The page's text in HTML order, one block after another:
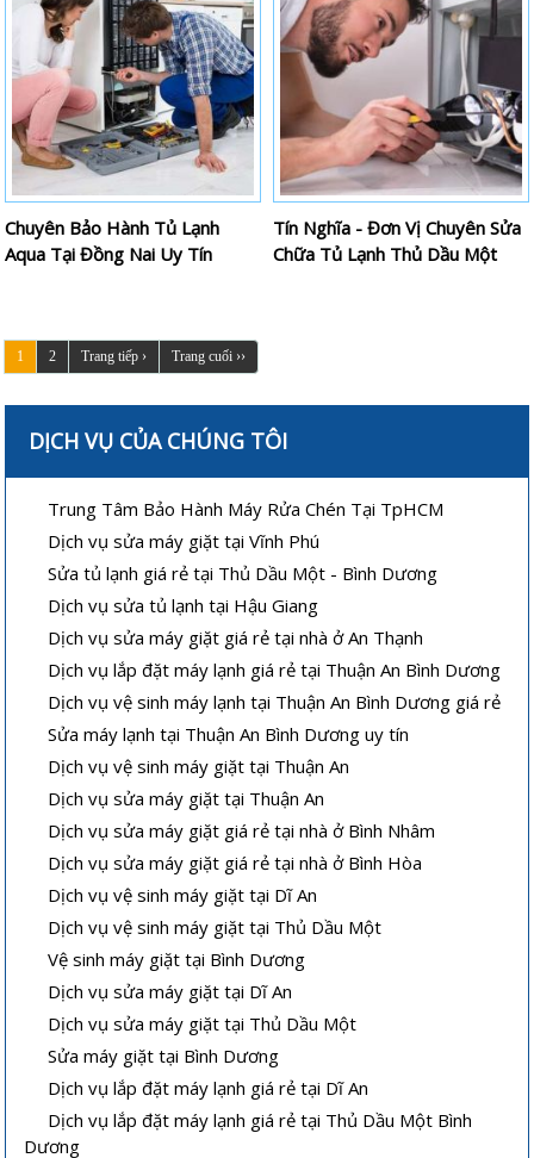
Chuyên Bảo Hành Tủ Lạnh
Aqua Tại Đồng Nai Uy Tín
Tín Nghĩa - Đơn Vị Chuyên Sửa
Chữa Tủ Lạnh Thủ Dầu Một
1 2 Trang tiếp › Trang cuối ››
DỊCH VỤ CỦA CHÚNG TÔI
Trung Tâm Bảo Hành Máy Rửa Chén Tại TpHCM
Dịch vụ sửa máy giặt tại Vĩnh Phú
Sửa tủ lạnh giá rẻ tại Thủ Dầu Một - Bình Dương
Dịch vụ sửa tủ lạnh tại Hậu Giang
Dịch vụ sửa máy giặt giá rẻ tại nhà ở An Thạnh
Dịch vụ lắp đặt máy lạnh giá rẻ tại Thuận An Bình Dương
Dịch vụ vệ sinh máy lạnh tại Thuận An Bình Dương giá rẻ
Sửa máy lạnh tại Thuận An Bình Dương uy tín
Dịch vụ vệ sinh máy giặt tại Thuận An
Dịch vụ sửa máy giặt tại Thuận An
Dịch vụ sửa máy giặt giá rẻ tại nhà ở Bình Nhâm
Dịch vụ sửa máy giặt giá rẻ tại nhà ở Bình Hòa
Dịch vụ vệ sinh máy giặt tại Dĩ An
Dịch vụ vệ sinh máy giặt tại Thủ Dầu Một
Vệ sinh máy giặt tại Bình Dương
Dịch vụ sửa máy giặt tại Dĩ An
Dịch vụ sửa máy giặt tại Thủ Dầu Một
Sửa máy giặt tại Bình Dương
Dịch vụ lắp đặt máy lạnh giá rẻ tại Dĩ An
Dịch vụ lắp đặt máy lạnh giá rẻ tại Thủ Dầu Một Bình
Dương